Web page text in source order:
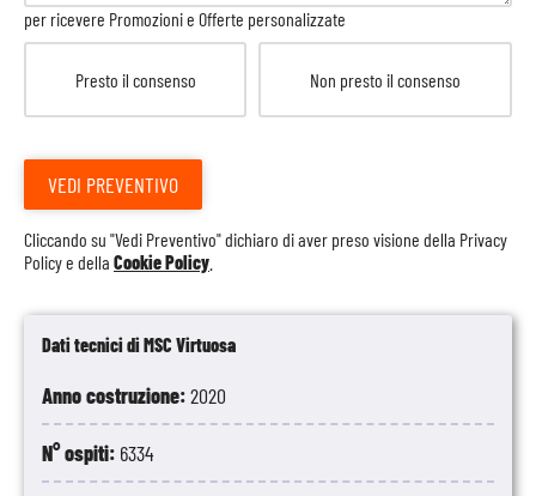
Dati tecnici di MSC Virtuosa
Anno costruzione:2020
N° ospiti: 6334
per ricevere Promozioni e Offerte personalizzate
Presto il consenso Non presto il consenso
VEDI PREVENTIVO
Cliccando su "Vedi Preventivo" dichiaro di aver preso visione della Privacy
Policye della Cookie Policy